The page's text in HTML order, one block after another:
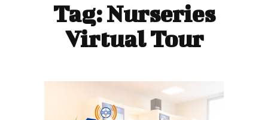
Tag:Nurseries
Virtual Tour